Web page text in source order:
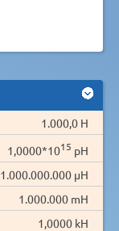
1.000,0 H
1,0000*1015 pH
1.000.000.000 µH
1.000.000 mH
1,0000 kH